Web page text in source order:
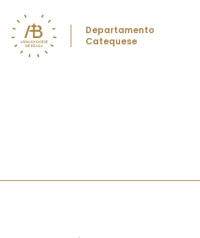
Departamento
Catequese